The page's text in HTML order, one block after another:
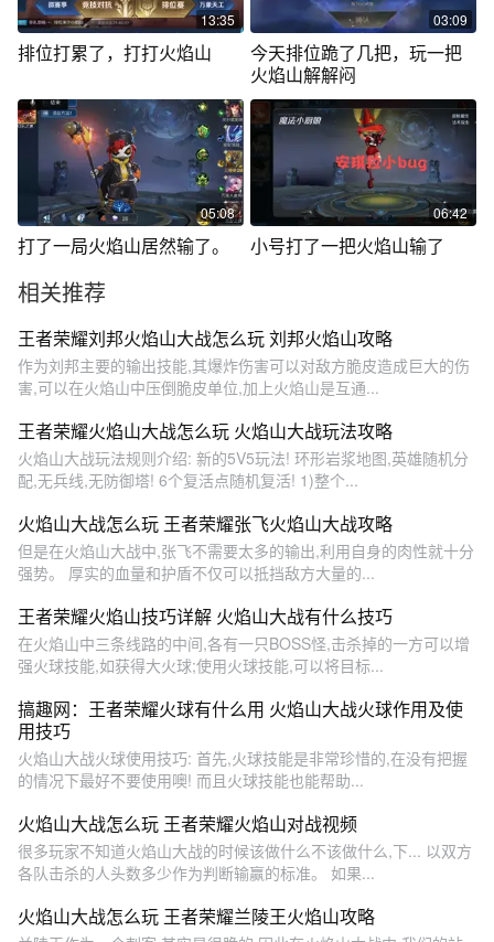
13:35
排位打累了，打打火焰山
03:09
今天排位跪了几把，玩一把
火焰山解解闷
05:08
打了一局火焰山居然输了。
06:42
小号打了一把火焰山输了
相关推荐
王者荣耀刘邦火焰山大战怎么玩 刘邦火焰山攻略
作为刘邦主要的输出技能,其爆炸伤害可以对敌方脆皮造成巨大的伤
害,可以在火焰山中压倒脆皮单位,加上火焰山是互通...
王者荣耀火焰山大战怎么玩 火焰山大战玩法攻略
火焰山大战玩法规则介绍: 新的5V5玩法! 环形岩浆地图,英雄随机分
配,无兵线,无防御塔! 6个复活点随机复活! 1)整个...
火焰山大战怎么玩 王者荣耀张飞火焰山大战攻略
但是在火焰山大战中,张飞不需要太多的输出,利用自身的肉性就十分
强势。 厚实的血量和护盾不仅可以抵挡敌方大量的...
王者荣耀火焰山技巧详解 火焰山大战有什么技巧
在火焰山中三条线路的中间,各有一只BOSS怪,击杀掉的一方可以增
强火球技能,如获得大火球;使用火球技能,可以将目标...
搞趣网：王者荣耀火球有什么用 火焰山大战火球作用及使
用技巧
火焰山大战火球使用技巧: 首先,火球技能是非常珍惜的,在没有把握
的情况下最好不要使用噢! 而且火球技能也能帮助...
火焰山大战怎么玩 王者荣耀火焰山对战视频
很多玩家不知道火焰山大战的时候该做什么不该做什么,下... 以双方
各队击杀的人头数多少作为判断输赢的标准。 如果...
火焰山大战怎么玩 王者荣耀兰陵王火焰山攻略